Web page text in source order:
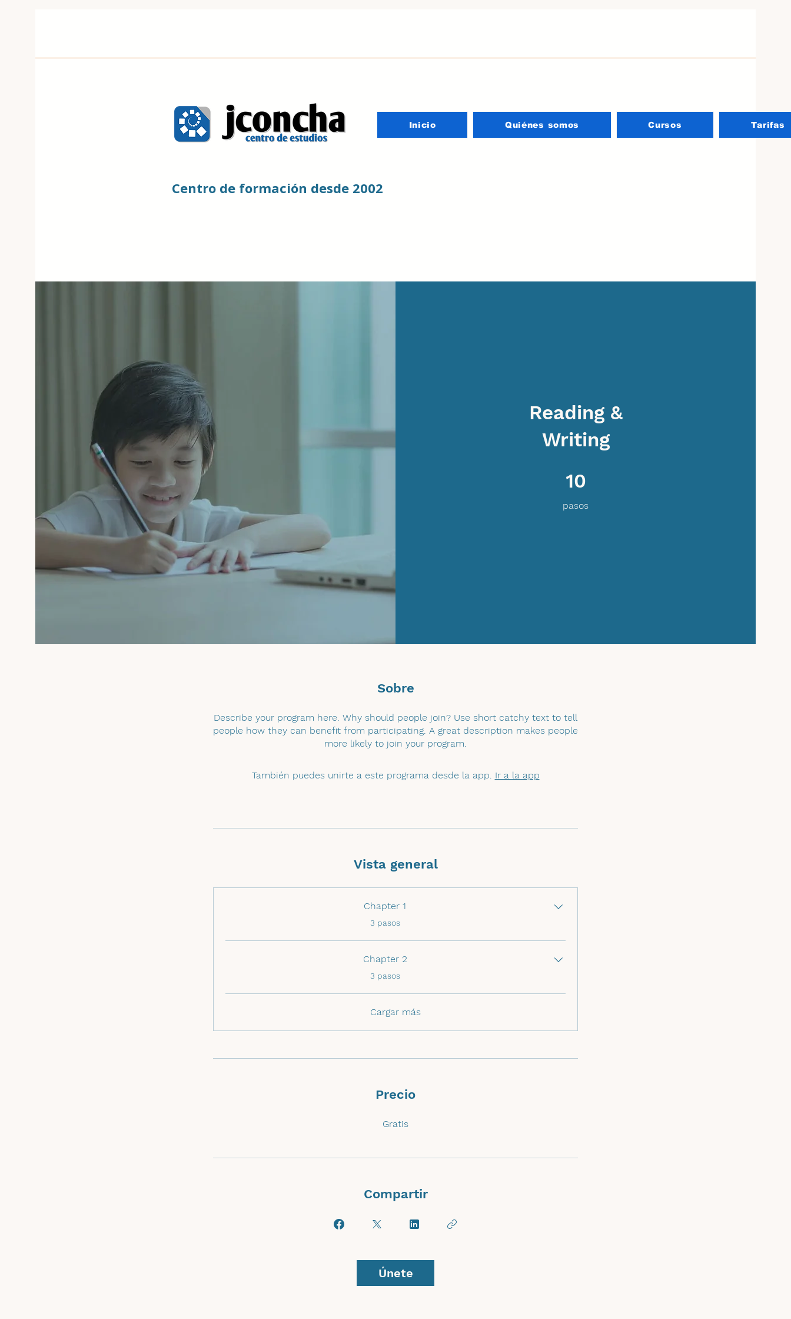
Inicio Quiénes somos Cursos Tarifas
Centro de formación desde 2002
Reading &
Writing
10
pasos
Sobre
Describe your program here. Why should people join? Use short catchy text to tell
people how they can benefit from participating. A great description makes people
more likely to join your program.
También puedes unirte a este programa desde la app. Ir a la app
Vista general
Chapter 1
.
3 pasos
Chapter 2
.
3 pasos
Cargar más
Precio
Gratis
Compartir
Únete